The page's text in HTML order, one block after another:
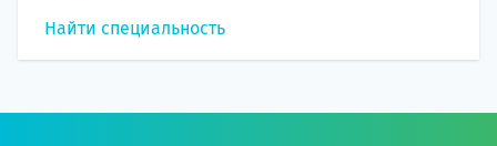
Найти специальность